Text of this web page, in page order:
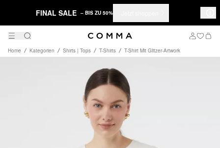
FINAL SALE – BIS ZU 50%
Home Kategorien Shirts | Tops T-Shirts T-Shirt Mit Glitzer-Artwork